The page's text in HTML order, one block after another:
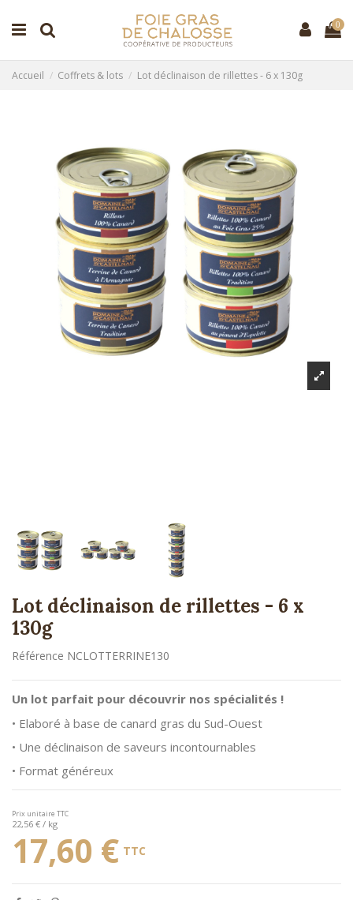
0
Accueil Coffrets & lots Lot déclinaison de rillettes - 6 x 130g
Lot déclinaison de rillettes - 6 x
130g
Référence NCLOTTERRINE130
Un lot parfait pour découvrir nos spécialités !
• Elaboré à base de canard gras du Sud-Ouest
• Une déclinaison de saveurs incontournables
• Format généreux
Prix unitaire TTC
22,56 € / kg
17,60 € TTC